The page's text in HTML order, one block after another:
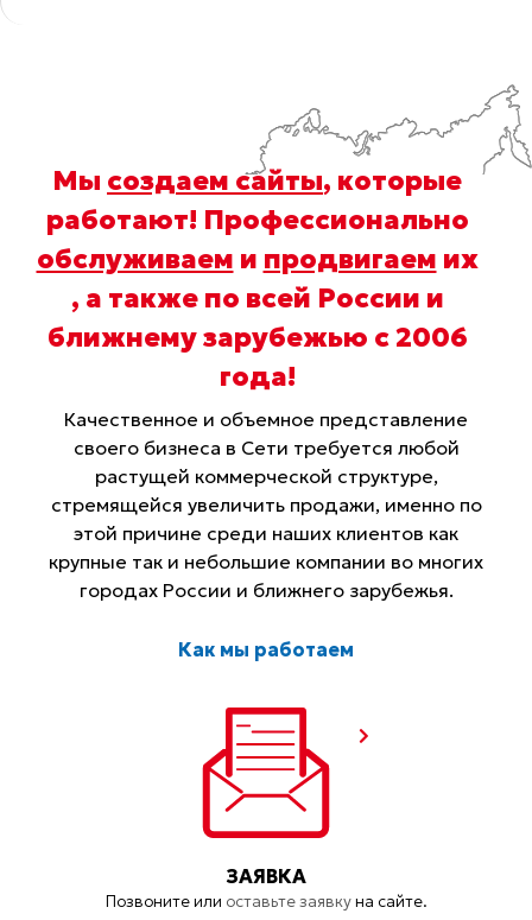
Мы создаем сайты, которые
работают! Профессионально
обслуживаем и продвигаем их
, а также по всей России и
ближнему зарубежью с 2006
года!
Качественное и объемное представление
своего бизнеса в Сети требуется любой
растущей коммерческой структуре,
стремящейся увеличить продажи, именно по
этой причине среди наших клиентов как
крупные так и небольшие компании во многих
городах России и ближнего зарубежья.
Как мы работаем
ЗАЯВКА
Позвоните или оставьте заявкуна сайте.